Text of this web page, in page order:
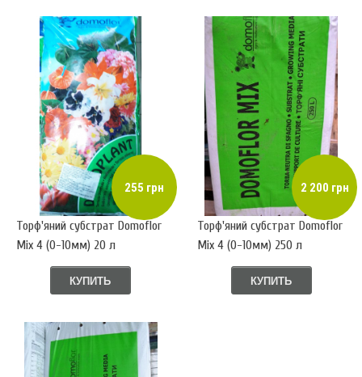
255 грн
Торф'яний субстрат Domoflor
Mix 4 (0-10мм) 20 л
КУПИТЬ
2 200 грн
Торф'яний субстрат Domoflor
Mix 4 (0-10мм) 250 л
КУПИТЬ